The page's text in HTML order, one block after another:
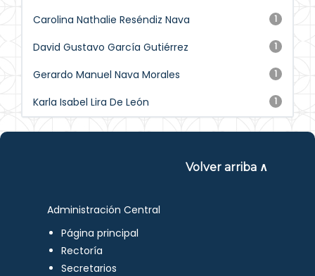
1
Carolina Nathalie Reséndiz Nava
1
David Gustavo García Gutiérrez
1
Gerardo Manuel Nava Morales
1
Karla Isabel Lira De León
Volver arriba ∧
Administración Central
Página principal
Rectoría
Secretarios